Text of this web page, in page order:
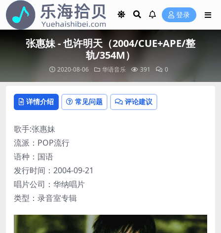
登录
张惠妹 - 也许明天（2004/CUE+APE/整
轨/354M）
2020-08-06 华语音乐 391 0
详情介绍 常见问题 评论建议
歌手:张惠妹
流派：POP流行
语种：国语
发行时间：2004-09-21
唱片公司：华纳唱片
类型：录音室专辑